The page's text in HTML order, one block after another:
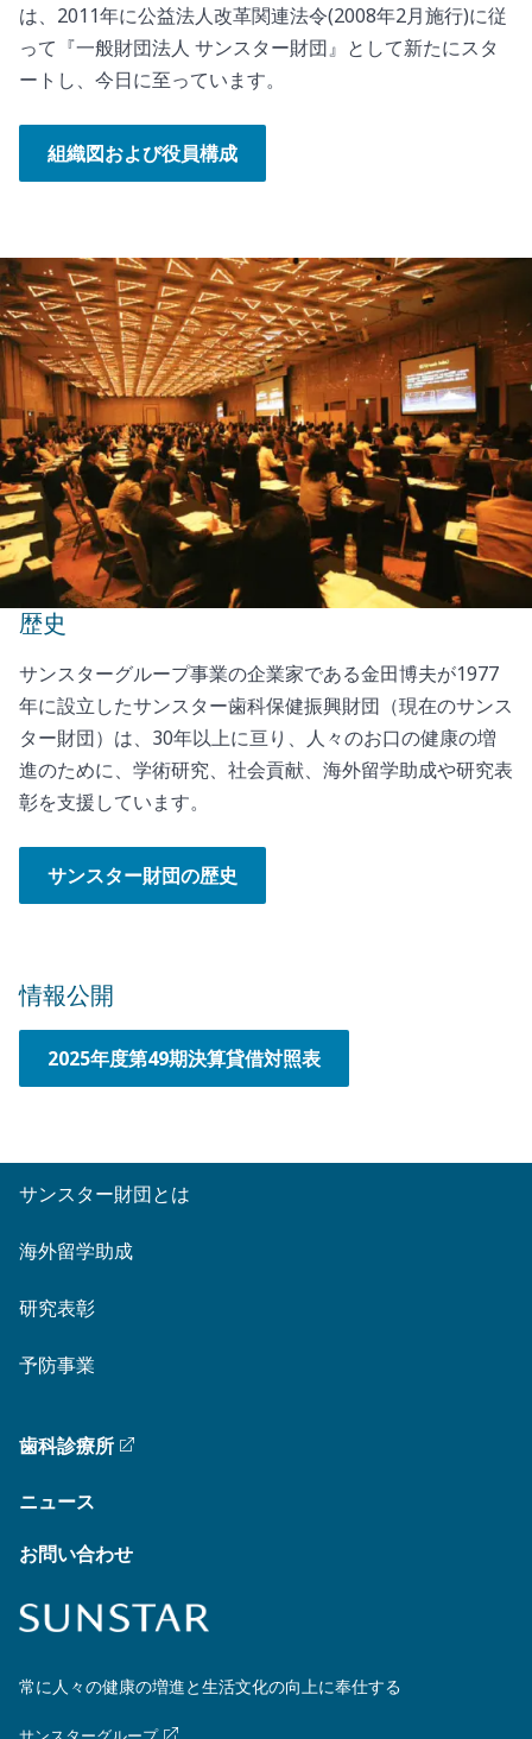
は、2011年に公益法人改革関連法令(2008年2月施行)に従
って『一般財団法人 サンスター財団』として新たにスタ
ートし、今日に至っています。
組織図および役員構成
歴史
サンスターグループ事業の企業家である金田博夫が1977
年に設立したサンスター歯科保健振興財団（現在のサンス
ター財団）は、30年以上に亘り、人々のお口の健康の増
進のために、学術研究、社会貢献、海外留学助成や研究表
彰を支援しています。
サンスター財団の歴史
情報公開
2025年度第49期決算貸借対照表
サンスター財団とは
海外留学助成
研究表彰
予防事業
歯科診療所
ニュース
お問い合わせ
常に人々の健康の増進と生活文化の向上に奉仕する